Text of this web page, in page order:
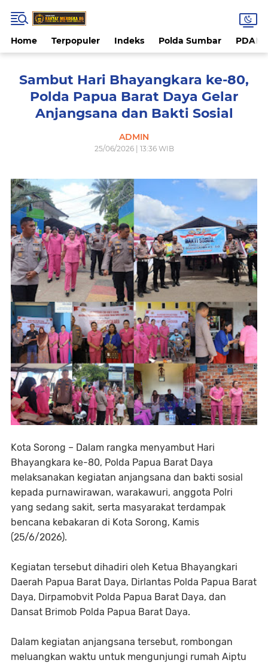
Home Terpopuler Indeks Polda Sumbar PDAM
Sambut Hari Bhayangkara ke-80,
Polda Papua Barat Daya Gelar
Anjangsana dan Bakti Sosial
ADMIN
25/06/2026 | 13:36 WIB
Kota Sorong – Dalam rangka menyambut Hari
Bhayangkara ke-80, Polda Papua Barat Daya
melaksanakan kegiatan anjangsana dan bakti sosial
kepada purnawirawan, warakawuri, anggota Polri
yang sedang sakit, serta masyarakat terdampak
bencana kebakaran di Kota Sorong, Kamis
(25/6/2026).
Kegiatan tersebut dihadiri oleh Ketua Bhayangkari
Daerah Papua Barat Daya, Dirlantas Polda Papua Barat
Daya, Dirpamobvit Polda Papua Barat Daya, dan
Dansat Brimob Polda Papua Barat Daya.
Dalam kegiatan anjangsana tersebut, rombongan
meluangkan waktu untuk mengunjungi rumah Aiptu